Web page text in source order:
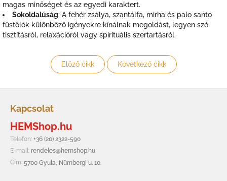
magas minőséget és az egyedi karaktert.
Sokoldalúság: A fehér zsálya, szantálfa, mirha és palo santo
füstölők különböző igényekre kínálnak megoldást, legyen szó
tisztításról, relaxációról vagy spirituális szertartásról.
Előző cikk Következő cikk
Kapcsolat
HEMShop.hu
Telefon: +36 (20) 2322-590
E-mail: rendeles@hemshop.hu
Cím: 5700 Gyula, Nürnbergi u. 10.